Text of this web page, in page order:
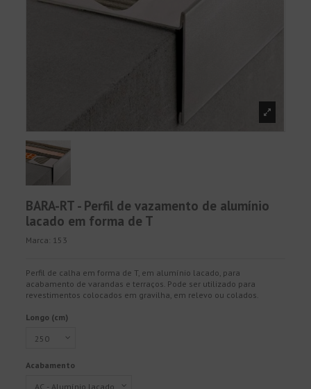
BARA-RT - Perfil de vazamento de alumínio
lacado em forma de T
Marca: 153
Perfil de calha em forma de T, em alumínio lacado, para
acabamento de varandas e terraços. Pode ser utilizado para
revestimentos colocados em gravilha, em relevo ou colados.
Longo (cm)
Acabamento